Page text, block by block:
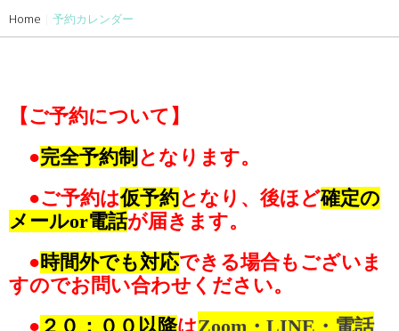
Home 予約カレンダー
【ご予約について】
●完全予約制 となります。
●ご予約は仮予約となり、後ほど確定の
メールor電話が届きます。
●時間外でも対応できる場合もございま
すのでお問い合わせください。
● ２０：００以降はZoom・LINE・電話